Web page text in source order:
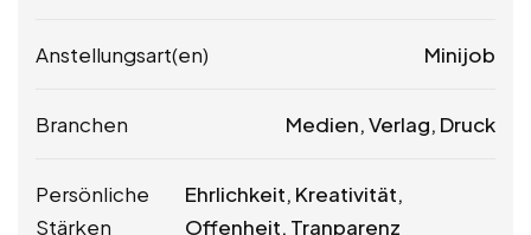
Anstellungsart(en) Minijob
Branchen Medien, Verlag, Druck
Persönliche
Stärken
Ehrlichkeit, Kreativität,
Offenheit, Tranparenz